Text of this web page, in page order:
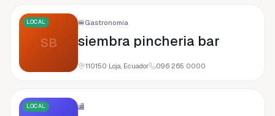
SB
LOCAL 🍔Gastronomía
siembra pincheria bar
110150 Loja, Ecuador 096 265 0000
LOCAL 🏬